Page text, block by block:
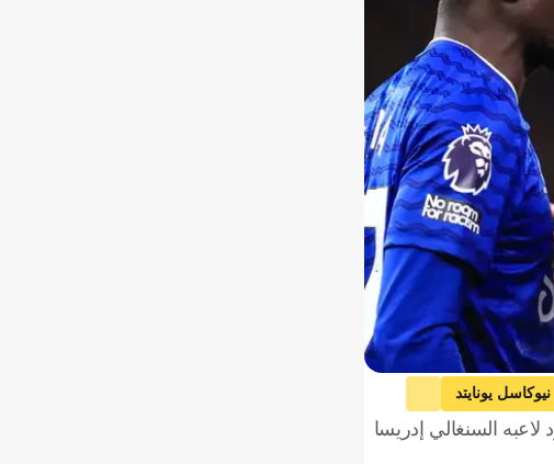
نيوكاسل يونايتد
على الرغم من طرد لاعبه السنغالي إدريسا